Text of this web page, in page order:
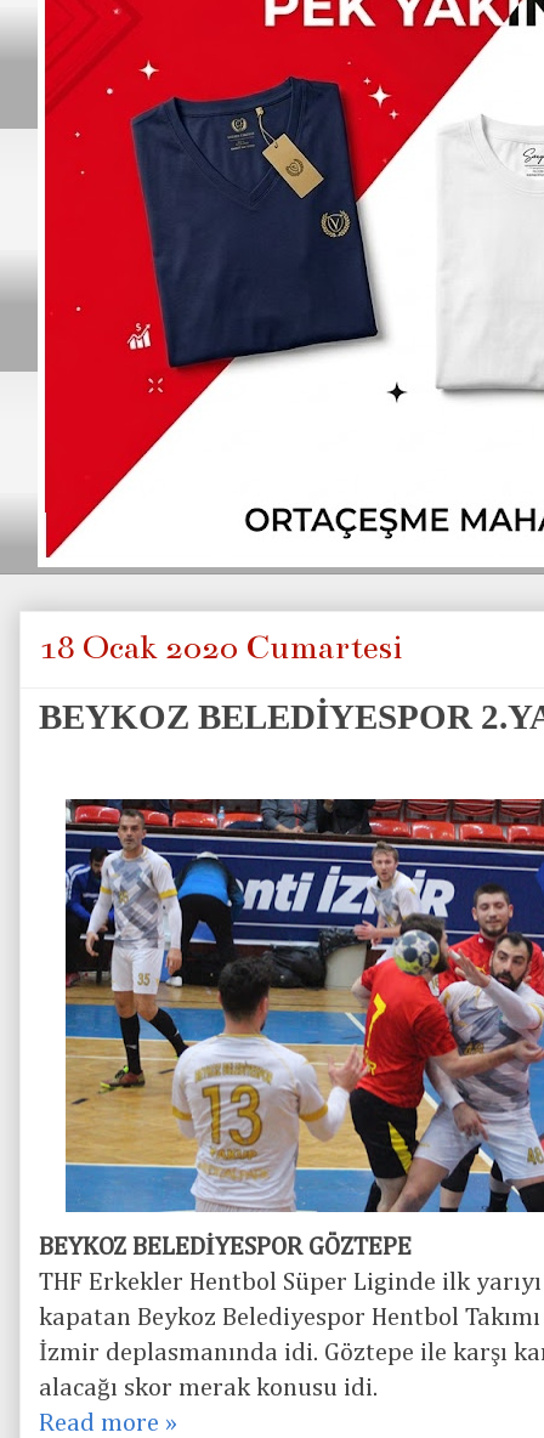
18 Ocak 2020 Cumartesi
BEYKOZ BELEDİYESPOR
BEYKOZ BELEDİYESPOR GÖZTEPE
THF Erkekler Hentbol Süper Liginde ilk
kapatan Beykoz Belediyespor Hentbol
İzmir deplasmanında idi. Göztepe ile karşı
alacağı skor merak konusu idi.
Read more »